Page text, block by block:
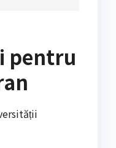
pentru